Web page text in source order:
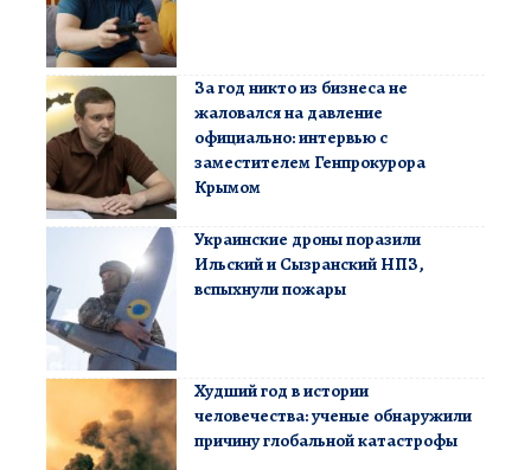
За год никто из бизнеса не
жаловался на давление
официально: интервью с
заместителем Генпрокурора
Крымом
Украинские дроны поразили
Ильский и Сызранский НПЗ,
вспыхнули пожары
Худший год в истории
человечества: ученые обнаружили
причину глобальной катастрофы